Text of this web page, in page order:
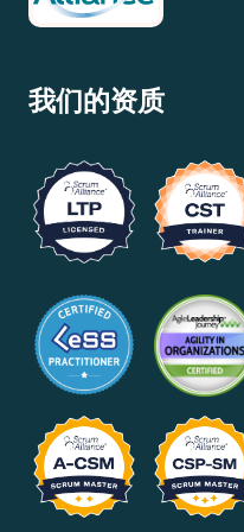
我们的资质